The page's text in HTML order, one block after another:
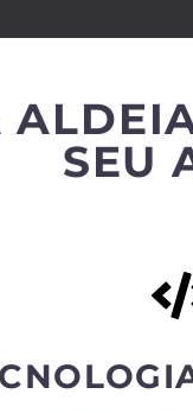
SEU